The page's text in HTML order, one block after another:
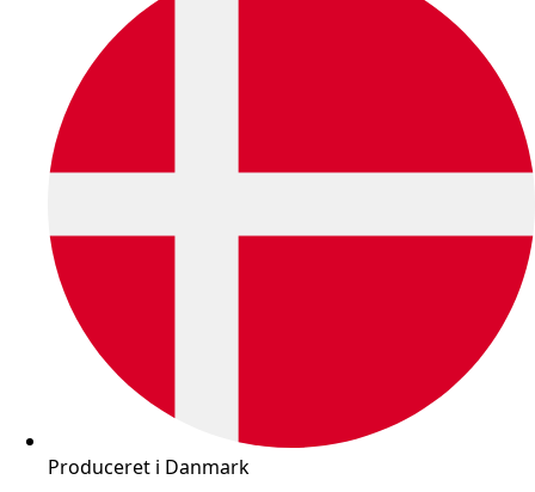
Produceret i Danmark